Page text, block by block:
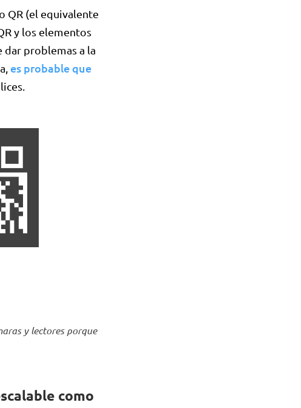
QR (el equivalente
y los elementos
dar problemas a la
es probable que
y lectores porque
como